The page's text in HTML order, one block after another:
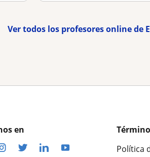
Ver todos los profesores online de
en
Política